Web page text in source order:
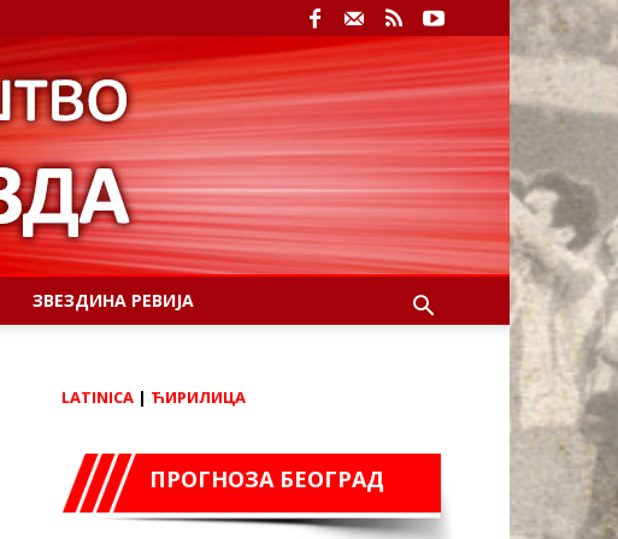
ЗВЕЗДИНА РЕВИЈА
LATINICA | ЋИРИЛИЦА
ПРОГНОЗА БЕОГРАД